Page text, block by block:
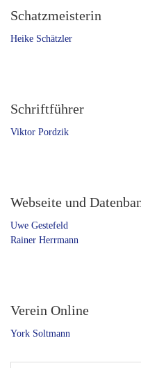
Schatzmeisterin
Heike Schätzler
Schriftführer
Viktor Pordzik
Webseite und
Uwe Gestefeld
Rainer Herrmann
Verein Online
York Soltmann